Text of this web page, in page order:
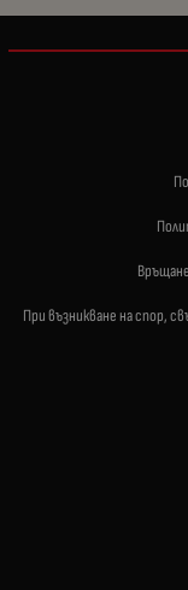
При възникване на спор,